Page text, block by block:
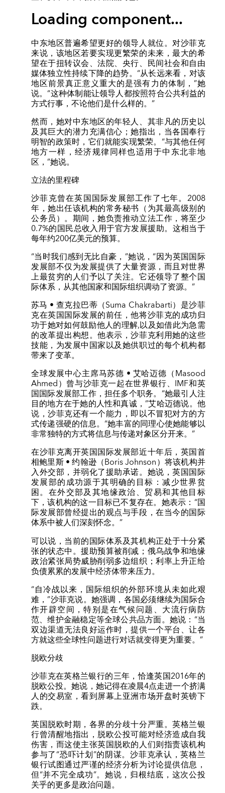
Loading component...
中东地区普遍希望更好的领导人就位。对沙菲克
来说，该地区若要实现更繁荣的未来，最大的希
望在于扭转议会、法院、央行、民间社会和自由
媒体独立性持续下降的趋势。“从长远来看，对该
地区前景真正意义重大的是强有力的体制，”她
说。“这种体制能让领导人都按照符合公共利益的
方式行事，不论他们是什么样的。”
然而，她对中东地区的年轻人、其非凡的历史以
及其巨大的潜力充满信心；她指出，当各国奉行
明智的政策时，它们就能实现繁荣。“与其他任何
地方一样，经济规律同样也适用于中东北非地
区，”她说。
立法的里程碑
沙菲克曾在英国国际发展部工作了七年。2008
年，她出任该机构的常务秘书（为其最高级别的
公务员）。期间，她负责推动立法工作，将至少
0.7%的国民总收入用于官方发展援助。这相当于
每年约200亿美元的预算。
“当时我们感到无比自豪，”她说，“因为英国国际
发展部不仅为发展提供了大量资源，而且对世界
上最贫穷的人们予以了关注。它还领导了整个国
际体系，从其他国家和国际组织调动了资源。”
苏马 • 查克拉巴蒂（Suma Chakrabarti）是沙菲
克在英国国际发展的前任，他将沙菲克的成功归
功于她对如何鼓励他人的理解,以及如借此为急需
的改革提出构想。他表示，沙菲克利用她的这些
技能，为发展中国家以及她供职过的每个机构都
带来了变革。
全球发展中心主席马苏德 • 艾哈迈德（Masood
Ahmed）曾与沙菲克一起在世界银行、IMF和英
国国际发展部工作，担任多个职务。“她最引人注
目的地方在于她的人性和真诚，”艾哈迈德说。他
说，沙菲克还有一个能力，即以不冒犯对方的方
式传递强硬的信息。“她丰富的同理心使她能够以
非常独特的方式将信息与传递对象区分开来。”
在沙菲克离开英国国际发展部近十年后，英国首
相鲍里斯 • 约翰逊（Boris Johnson）将该机构并
入外交部，并弱化了援助承诺。她说，英国国际
发展部的成功源于其明确的目标：减少世界贫
困。在外交部及其地缘政治、贸易和其他目标
下，该机构的这一目标已不复存在。她表示：“国
际发展部曾经提出的观点与手段，在当今的国际
体系中被人们深刻怀念。”
可以说，当前的国际体系及其机构正处于十分紧
张的状态中。援助预算被削减；俄乌战争和地缘
政治紧张局势威胁削弱多边组织；利率上升正给
负债累累的发展中经济体带来压力。
“自冷战以来，国际组织的外部环境从未如此艰
难，”沙菲克说。她强调，各国必须继续为国际合
作开辟空间，特别是在气候问题、大流行病防
范、维护金融稳定等全球公共品方面。她说：“当
双边渠道无法良好运作时，提供一个平台、让各
方就这些全球性问题进行对话就变得更为重要。”
脱欧分歧
沙菲克在英格兰银行的三年，恰逢英国2016年的
脱欧公投。她说，她记得在凌晨4点走进一个挤满
人的交易室，看到屏幕上亚洲市场开盘时英镑下
跌。
英国脱欧时期，各界的分歧十分严重。英格兰银
行曾清醒地指出，脱欧公投可能对经济造成自我
伤害，而这使主张英国脱欧的人们则指责该机构
参与了“恐吓计划”的阴谋。沙菲克承认，英格兰
银行试图通过严谨的经济分析为讨论提供信息，
但“并不完全成功”。她说，归根结底，这次公投
关乎的更多是政治问题。